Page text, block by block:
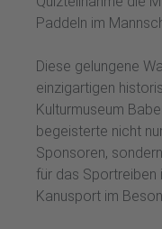
Paddeln im
Diese gelungene
einzigartigen
Kulturmuseum
begeisterte nicht
Sponsoren,
für das Sportreiben
Kanusport im